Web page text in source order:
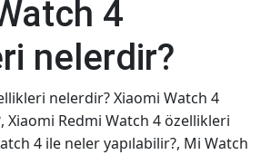
4
nelerdir?
nelerdir? Xiaomi Watch 4
Xiaomi Redmi Watch 4 özellikleri
4 ile neler yapılabilir?, Mi Watch